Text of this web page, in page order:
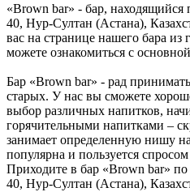
«Brown bar» - бар, находящийся
40, Нур-Султан (Астана),
вас на странице нашего бара из
можете ознакомиться с
Бар «Brown bar» - рад
старых. У нас вы сможете
выбор различных напитков,
горячительными напитками –
занимает определенную нишу
популярна и пользуется
Приходите в бар «Brown bar»
40, Нур-Султан (Астана),